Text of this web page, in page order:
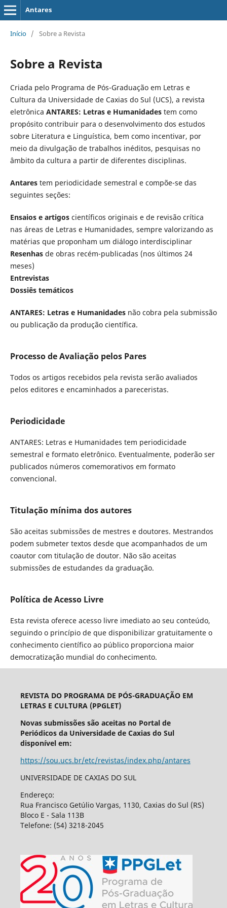
Antares
Início / Sobre a Revista
Sobre a Revista
Criada pelo Programa de Pós-Graduação em Letras e
Cultura da Universidade de Caxias do Sul (UCS), a revista
eletrônica ANTARES: Letras e Humanidadestem como
propósito contribuir para o desenvolvimento dos estudos
sobre Literatura e Linguística, bem como incentivar, por
meio da divulgação de trabalhos inéditos, pesquisas no
âmbito da cultura a partir de diferentes disciplinas.
Antarestem periodicidade semestral e compõe-se das
seguintes seções:
Ensaios e artigoscientíficos originais e de revisão crítica
nas áreas de Letras e Humanidades, sempre valorizando as
matérias que proponham um diálogo interdisciplinar
Resenhasde obras recém-publicadas (nos últimos 24
meses)
Entrevistas
Dossiês temáticos
ANTARES: Letras e Humanidadesnão cobra pela submissão
ou publicação da produção científica.
Processo de Avaliação pelos Pares
Todos os artigos recebidos pela revista serão avaliados
pelos editores e encaminhados a pareceristas.
Periodicidade
ANTARES: Letras e Humanidades tem periodicidade
semestral e formato eletrônico. Eventualmente, poderão ser
publicados números comemorativos em formato
convencional.
Titulação mínima dos autores
São aceitas submissões de mestres e doutores. Mestrandos
podem submeter textos desde que acompanhados de um
coautor com titulação de doutor. Não são aceitas
submissões de estudandes da graduação.
Política de Acesso Livre
Esta revista oferece acesso livre imediato ao seu conteúdo,
seguindo o princípio de que disponibilizar gratuitamente o
conhecimento científico ao público proporciona maior
democratização mundial do conhecimento.
REVISTA DO PROGRAMA DE PÓS-GRADUAÇÃO EM
LETRAS E CULTURA (PPGLET)
Novas submissões são aceitas no Portal de
Periódicos da Universidade de Caxias do Sul
disponível em:
https://sou.ucs.br/etc/revistas/index.php/antares
UNIVERSIDADE DE CAXIAS DO SUL
Endereço:
Rua Francisco Getúlio Vargas, 1130, Caxias do Sul (RS)
Bloco E - Sala 113B
Telefone: (54) 3218-2045